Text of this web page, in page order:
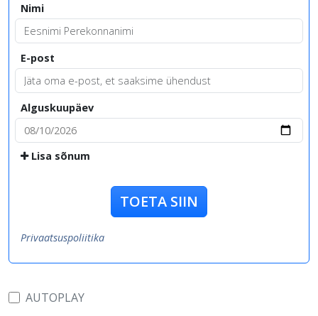
Nimi
E-post
Alguskuupäev
Lisa sõnum
TOETA SIIN
Privaatsuspoliitika
AUTOPLAY